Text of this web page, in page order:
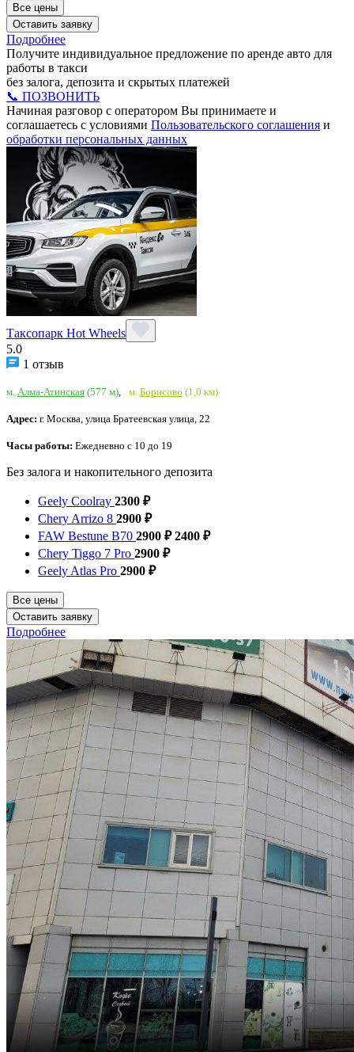
Все цены
Оставить заявку
Подробнее
Получите индивидуальное предложение по аренде авто для
работы в такси
без залога, депозита и скрытых платежей
📞 ПОЗВОНИТЬ
Начиная разговор с оператором Вы принимаете и
соглашаетесь с условиями Пользовательского соглашения и
обработки персональных данных
Таксопарк Hot Wheels
5.0
1 отзыв
м. Алма-Атинская (577 м) м. Борисово (1,0 км)
Адрес: г. Москва, улица Братеевская улица, 22
Часы работы: Ежедневно с 10 до 19
Без залога и накопительного депозита
Geely Coolray 2300 ₽
Chery Arrizo 8 2900 ₽
FAW Bestune B70 2900 ₽ 2400 ₽
Chery Tiggo 7 Pro 2900 ₽
Geely Atlas Pro 2900 ₽
Все цены
Оставить заявку
Подробнее